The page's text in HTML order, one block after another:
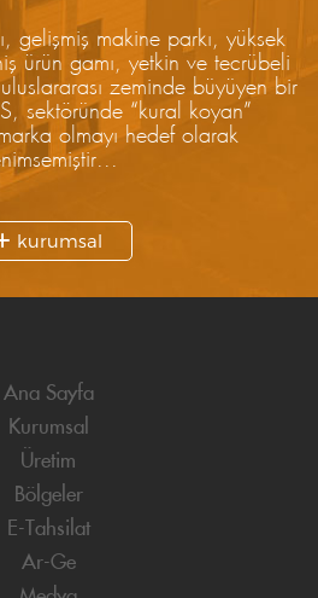
gelişmiş makine parkı, yüksek
ürün gamı, yetkin ve tecrübeli
zeminde büyüyen bir
sektöründe “kural koyan”
olmayı hedef olarak
kurumsal
Ana Sayfa
Kurumsal
Üretim
Bölgeler
E-Tahsilat
Ar-Ge